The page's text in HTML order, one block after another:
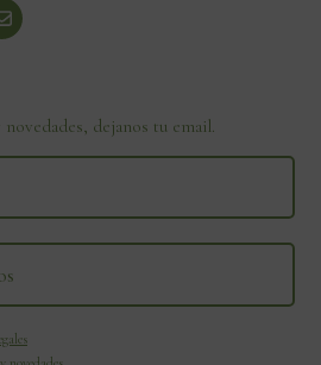
dejanos tu email.